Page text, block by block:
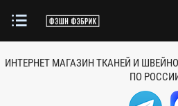
ИНТЕРНЕТ МАГАЗИН ТКАНЕЙ И
ПО